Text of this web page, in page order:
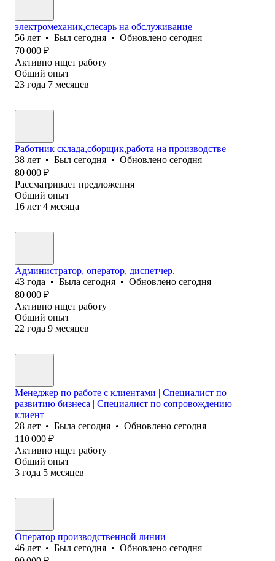
электромеханик,слесарь на обслуживание
56 лет • Был сегодня • Обновлено сегодня
70 000 ₽
Активно ищет работу
Общий опыт
23 года 7 месяцев
Работник склада,сборщик,работа на производстве
38 лет • Был сегодня • Обновлено сегодня
80 000 ₽
Рассматривает предложения
Общий опыт
16 лет 4 месяца
Администратор, оператор, диспетчер.
43 года • Была сегодня • Обновлено сегодня
80 000 ₽
Активно ищет работу
Общий опыт
22 года 9 месяцев
Менеджер по работе с клиентами | Специалист по
развитию бизнеса | Специалист по сопровождению
клиент
28 лет • Была сегодня • Обновлено сегодня
110 000 ₽
Активно ищет работу
Общий опыт
3 года 5 месяцев
Оператор производственной линии
46 лет • Был сегодня • Обновлено сегодня